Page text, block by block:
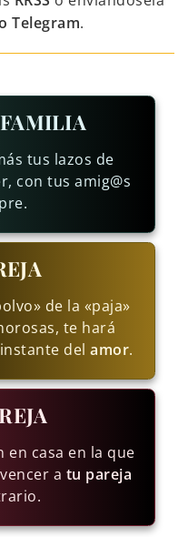
Telegram.
tus lazos de
con tus amig@s
de la «paja»
te hará
del amor.
en casa en la que
a tu pareja